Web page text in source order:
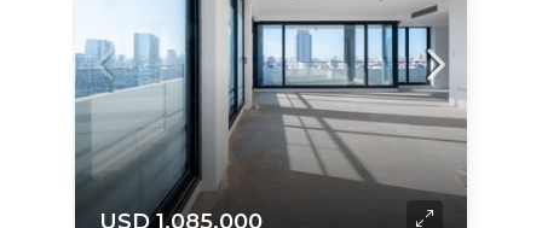
USD 1.085.000